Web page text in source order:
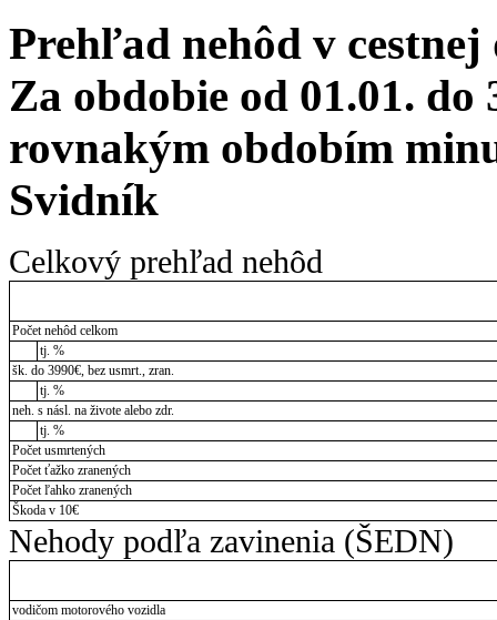
Prehľad nehôd v cestnej
Za obdobie od 01.01. do
rovnakým obdobím
Svidník
Celkový prehľad nehôd
Počet nehôd celkom
tj. %
šk. do 3990€, bez usmrt., zran.
tj. %
neh. s násl. na živote alebo zdr.
tj. %
Počet usmrtených
Počet ťažko zranených
Počet ľahko zranených
Škoda v 10€
Nehody podľa zavinenia (ŠEDN)
vodičom motorového vozidla